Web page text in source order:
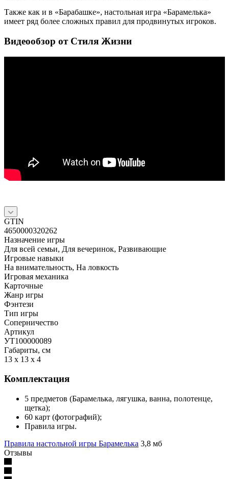
Также как и в «Барабашке», настольная игра «Барамелька»
имеет ряд более сложных правил для продвинутых игроков.
Видеообзор от Стиля Жизни
GTIN
4650000320262
Назначение игры
Для всей семьи, Для вечеринок, Развивающие
Игровые навыки
На внимательность, На ловкость
Игровая механика
Карточные
Жанр игры
Фэнтези
Тип игры
Соперничество
Артикул
УТ100000089
Габариты, см
13 x 13 x 4
Комплектация
5 предметов (Барамелька, лягушка, ванна, полотенце,
щетка);
60 карт (фотографий);
Правила игры.
Правила настольной игры Барамелька 3,8 мб
Отзывы